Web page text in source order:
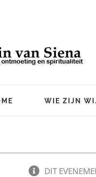
WIE ZIJN
DIT